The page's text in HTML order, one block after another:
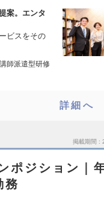
案。エンタ
ビスをその
師派遣型研修
詳細へ
掲載期間
ポジション｜
務